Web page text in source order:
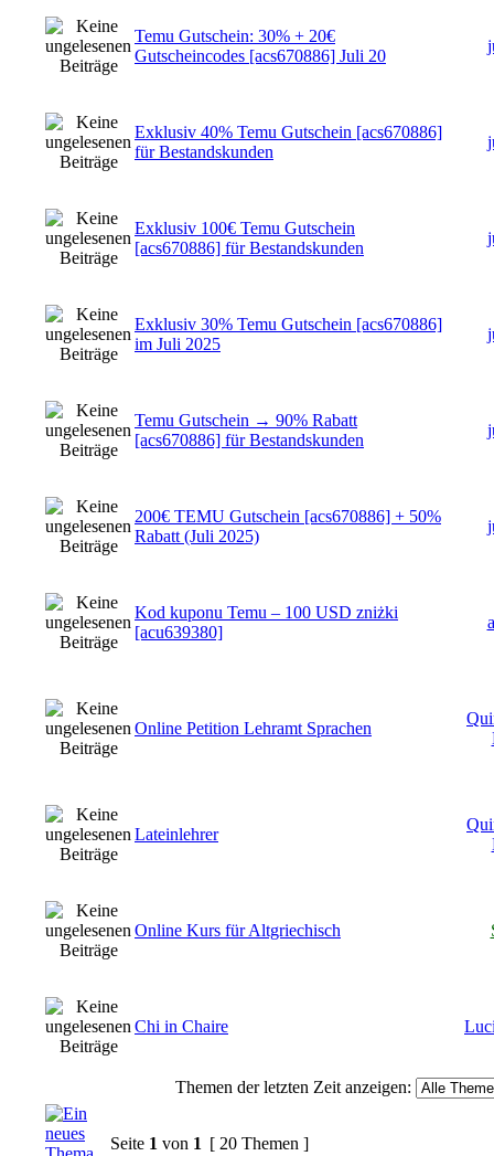
Temu Gutschein: 30% + 20€
Gutscheincodes [acs670886] Juli 20
Exklusiv 40% Temu Gutschein [acs670886]
für Bestandskunden
Exklusiv 100€ Temu Gutschein
[acs670886] für Bestandskunden
Exklusiv 30% Temu Gutschein [acs670886]
im Juli 2025
Temu Gutschein → 90% Rabatt
[acs670886] für Bestandskunden
200€ TEMU Gutschein [acs670886] + 50%
Rabatt (Juli 2025)
Kod kuponu Temu – 100 USD zniżki
[acu639380]
Online Petition Lehramt Sprachen
Lateinlehrer
Online Kurs für Altgriechisch
Chi in Chaire
Themen der letzten Zeit anzeigen:
Seite 1 von 1 [ 20 Themen ]